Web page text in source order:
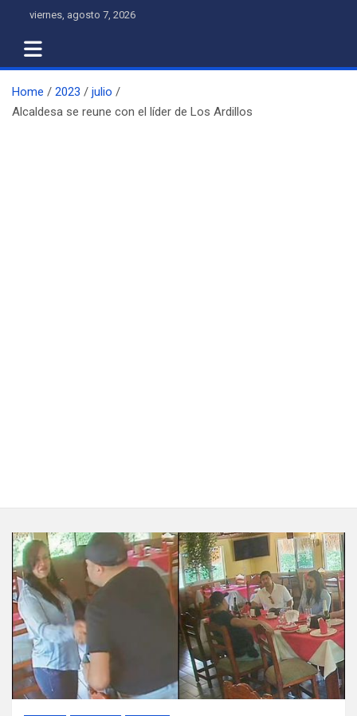
content
viernes, agosto 7, 2026
Home 2023
julio
Alcaldesa se reune con el líder de Los Ardillos